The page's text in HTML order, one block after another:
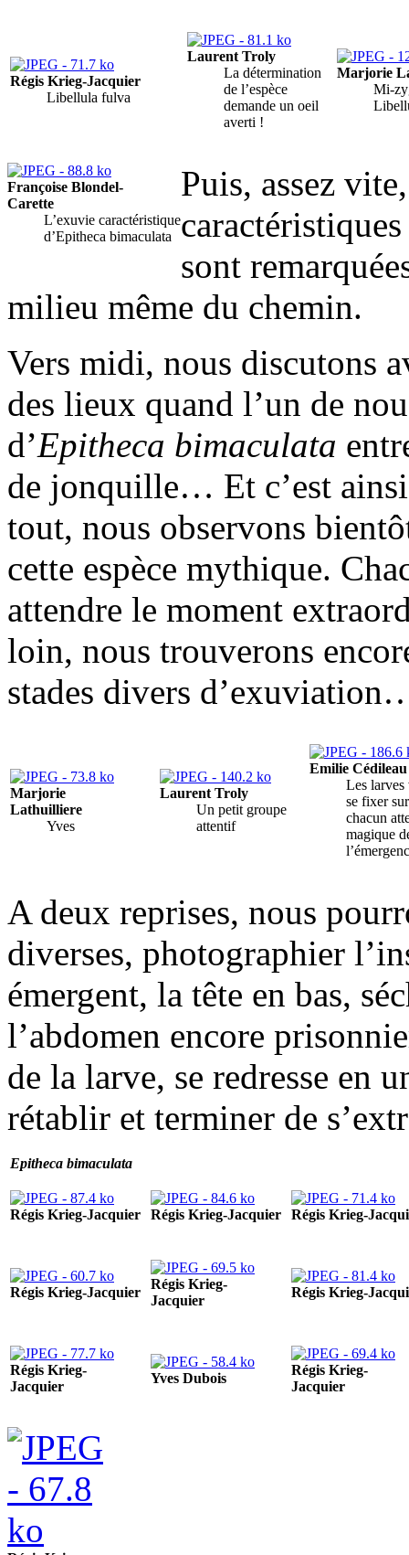
Régis Krieg-Jacquier
Libellula fulva
Laurent Troly
La détermination
de l’espèce
demande un oeil
averti !
Marjorie
Mi-
Françoise Blondel-
Carette
L’exuvie caractéristique
d’Epitheca bimaculata
Puis, assez
sont
milieu même du chemin.
Vers midi, nous discutons
des lieux quand l’un de
d’Epitheca bimaculata
de jonquille… Et c’est
tout, nous observons
cette espèce mythique.
attendre le moment
loin, nous trouverons
stades divers
Marjorie
Lathuilliere
Yves
Laurent Troly
Un petit groupe
attentif
Emilie Cédileau
Les larves
se fixer
chacun
magique
A deux reprises, nous
diverses, photographier
émergent, la tête en bas,
l’abdomen encore
de la larve, se redresse en
rétablir et terminer de
Epitheca bimaculata
Régis Krieg-Jacquier Régis Krieg-Jacquier Régis Krieg-
Régis Krieg-Jacquier
Régis Krieg-
Jacquier
Régis Krieg-
Régis Krieg-
Jacquier
Yves Dubois
Régis Krieg-
Jacquier